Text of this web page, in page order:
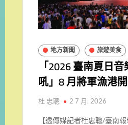
地方新聞 旅遊美食
「2026 臺南夏日
吼」8 月將軍漁港
杜 忠聰 2 7 月, 2026
【透傳媒記者杜忠聰/臺南